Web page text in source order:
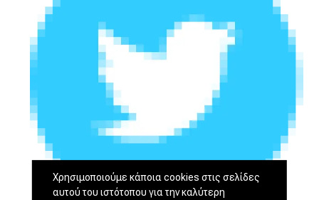
Χρησιμοποιούμε κάποια cookies στις σελίδες
αυτού του ιστότοπου για την καλύτερη